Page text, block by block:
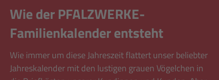
Wie der PFALZWERKE-
Familienkalender entsteht
Wie immer um diese Jahreszeit flattert unser beliebter
Jahreskalender mit den lustigen grauen Vögelchen in